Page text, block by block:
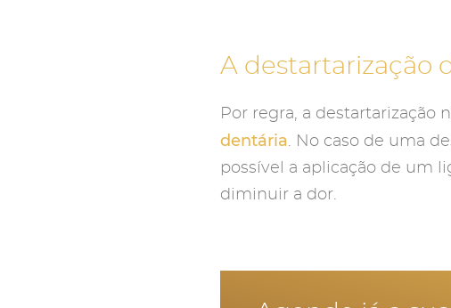
A destartarização
Por regra, a destartarização
dentária . No caso de uma
possível a aplicação de um
diminuir a dor.